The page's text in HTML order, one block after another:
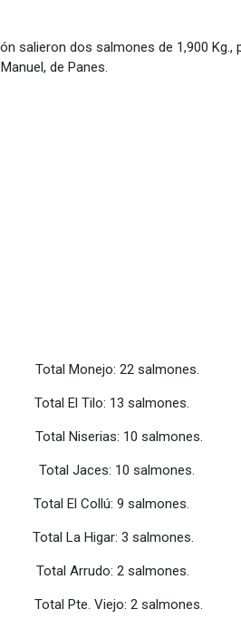
salieron dos salmones de 1,900
de Panes.
Monejo: 22 salmones.
13 salmones.
10 salmones.
10 salmones.
El Collú: 9 salmones.
3 salmones.
2 salmones.
Viejo: 2 salmones.